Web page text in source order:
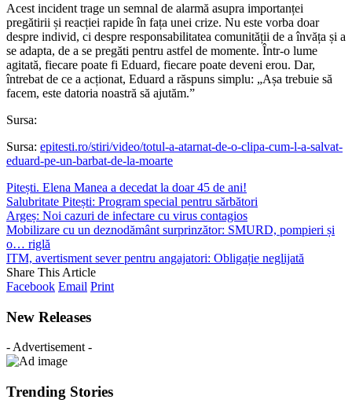
Acest incident trage un semnal de alarmă asupra importanței
pregătirii și reacției rapide în fața unei crize. Nu este vorba doar
despre individ, ci despre responsabilitatea comunității de a învăța și a
se adapta, de a se pregăti pentru astfel de momente. Într-o lume
agitată, fiecare poate fi Eduard, fiecare poate deveni erou. Dar,
întrebat de ce a acționat, Eduard a răspuns simplu: „Așa trebuie să
facem, este datoria noastră să ajutăm.”
Sursa:
Sursa: epitesti.ro/stiri/video/totul-a-atarnat-de-o-clipa-cum-l-a-salvat-
eduard-pe-un-barbat-de-la-moarte
Pitești. Elena Manea a decedat la doar 45 de ani!
Salubritate Pitești: Program special pentru sărbători
Argeș: Noi cazuri de infectare cu virus contagios
Mobilizare cu un deznodământ surprinzător: SMURD, pompieri și
o… riglă
ITM, avertisment sever pentru angajatori: Obligație neglijată
Share This Article
Facebook Email Print
New Releases
- Advertisement -
Trending Stories